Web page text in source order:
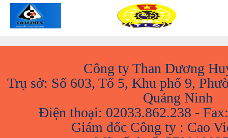
Công ty Than Dương
Trụ sở: Số 603, Tổ 5, Khu phố 9,
Quảng Ninh
Điện thoại: 02033.862.238 -
Giám đốc Công ty : Cao